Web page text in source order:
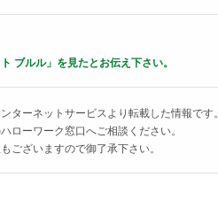
ブルル」を見たとお伝え下さい。
ターネットサービスより転載した情報です。
ローワーク窓口へご相談ください。
ございますので御了承下さい。